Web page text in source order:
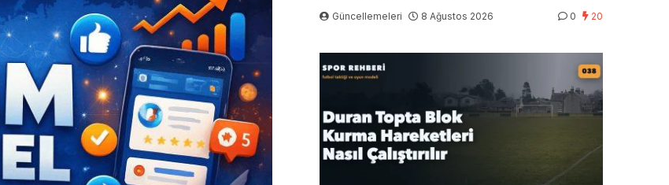
Güncellemeleri 8 Ağustos 2026 0 20